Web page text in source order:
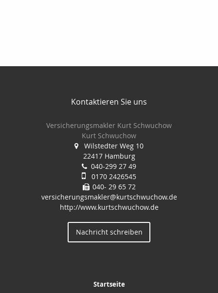
Kontaktieren Sie uns
Versicherungsmakler Kurt Schwuchow
Kurt Schwuchow
Wilstedter Weg 10
22417 Hamburg
040-299 27 49
0170 2426545
040- 29 65 72
versicherungsmakler@kurtschwuchow.de
http://www.kurtschwuchow.de
Nachricht schreiben
Startseite